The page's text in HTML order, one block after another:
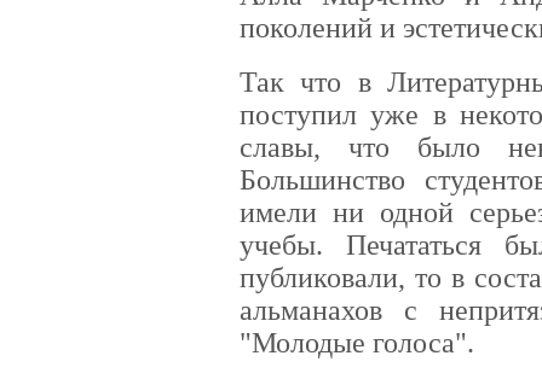
поколений и
Так что в
поступил уже в
славы, что было
Большинство
имели ни одной
учебы. Печататься
публиковали, то в
альманахов с
"Молодые голоса".